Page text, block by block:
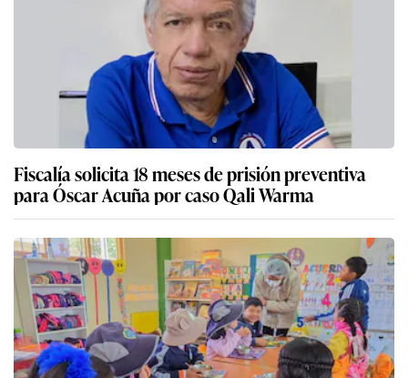
Fiscalía solicita 18 meses de prisión preventiva
para Óscar Acuña por caso Qali Warma